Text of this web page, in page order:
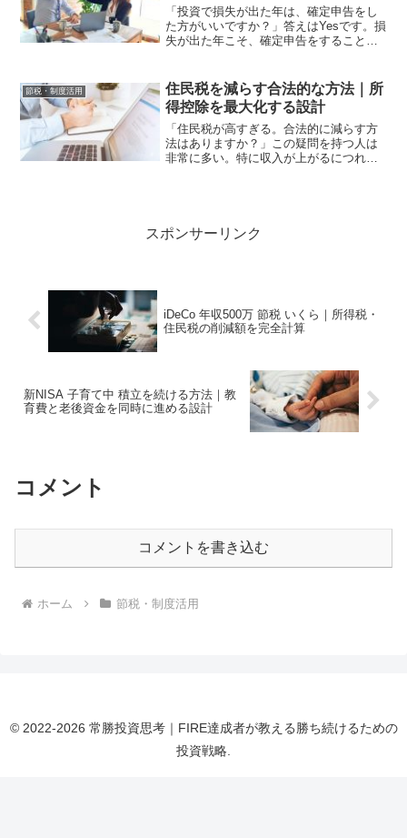
「投資で損失が出た年は、確定申告をし
た方がいいですか？」答えはYesです。損
失が出た年こそ、確定申告をすることで
活用することが、投資の税金を最小化す
る最も確実な方法で...
節税・制度活用
住民税を減らす合法的な方法｜所
得控除を最大化する設計
「住民税が高すぎる。合法的に減らす方
法はありますか？」この疑問を持つ人は
非常に多い。特に収入が上がるにつれ
スポンサーリンク
iDeCo 年収500万 節税 いくら｜所得税・
住民税の削減額を完全計算
新NISA 子育て中 積立を続ける方法｜教
育費と老後資金を同時に進める設計
コメント
コメントを書き込む
ホーム 節税・制度活用
© 2022-2026 常勝投資思考｜FIRE達成者が教える勝ち続けるための
投資戦略.